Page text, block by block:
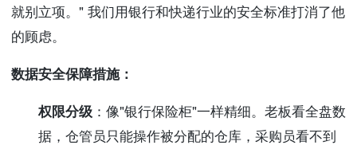
就别立项。" 我们用银行和快递行业的安全标准打消了他
的顾虑。
数据安全保障措施：
权限分级：像"银行保险柜"一样精细。老板看全盘数
据，仓管员只能操作被分配的仓库，采购员看不到